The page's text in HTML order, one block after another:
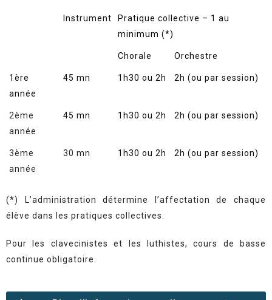
Instrument
Pratique collective – 1 au
minimum (*)
Chorale Orchestre
1ère
année
45 mn 1h30 ou 2h 2h (ou par session)
2ème
année
45 mn 1h30 ou 2h 2h (ou par session)
3ème
année
30 mn 1h30 ou 2h 2h (ou par session)
(*) L’administration détermine l’affectation de chaque
élève dans les pratiques collectives.
Pour les clavecinistes et les luthistes, cours de basse
continue obligatoire.